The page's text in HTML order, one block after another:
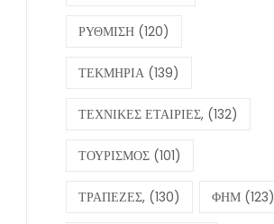
ΡΥΘΜΙΣΗ (120)
ΤΕΚΜΗΡΙΑ (139)
ΤΕΧΝΙΚΕΣ ΕΤΑΙΡΙΕΣ, (132)
ΤΟΥΡΙΣΜΟΣ (101)
ΤΡΑΠΕΖΕΣ, (130) ΦΗΜ (123)